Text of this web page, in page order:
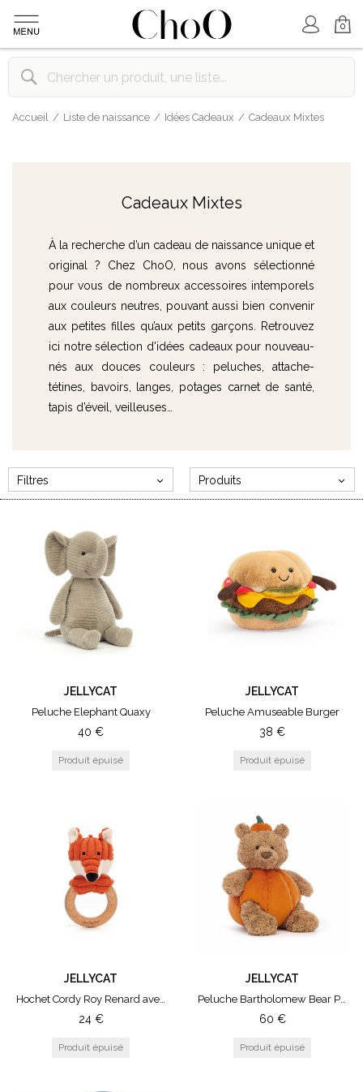
Mon Compte
0
Accueil Liste de naissance Idées Cadeaux Cadeaux Mixtes
Cadeaux Mixtes
À la recherche d’un cadeau de naissance unique et
original ? Chez ChoO, nous avons sélectionné
pour vous de nombreux accessoires intemporels
aux couleurs neutres, pouvant aussi bien convenir
aux petites filles qu’aux petits garçons. Retrouvez
ici notre sélection d'idées cadeaux pour nouveau-
nés aux douces couleurs : peluches, attache-
tétines, bavoirs, langes, potages carnet de santé,
tapis d’éveil, veilleuses…
Filtres
Jellycat
Trixie
CARTE CADEAU
20€
150€
Orange
Naturel
Blanc
Marron
Rose
Produits
JELLYCAT
Peluche Elephant Quaxy
40 €
JELLYCAT
Peluche Amuseable Burger
38 €
JELLYCAT
Hochet Cordy Roy Renard avec Anneau en Bois
24 €
JELLYCAT
Peluche Bartholomew Bear Pumpkin Large
60 €